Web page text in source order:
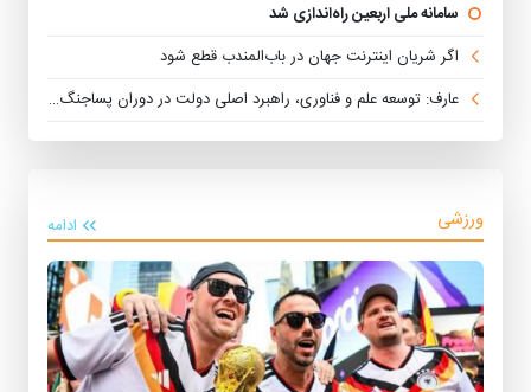
سامانه ملی اربعین راه‌اندازی شد
اگر شریان اینترنت جهان در باب‌المندب قطع شود
عارف: توسعه علم و فناوری، راهبرد اصلی دولت در دوران پساجنگ است
ورزشی ادامه